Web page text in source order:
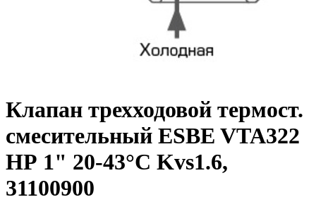
Клапан трехходовой термост.
смесительный ESBE VTA322
НР 1" 20-43°C Kvs1.6,
31100900